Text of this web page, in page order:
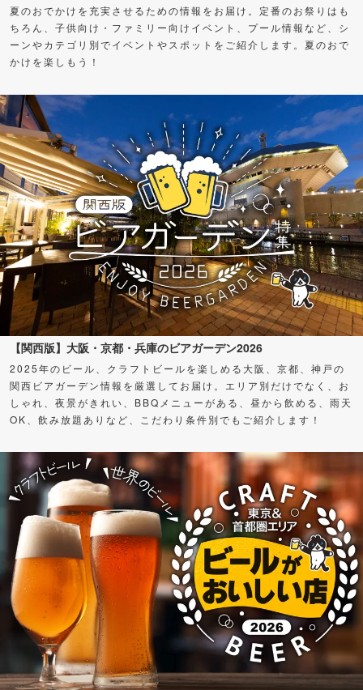
夏のおでかけを充実させるための情報をお届け。定番のお祭りはも
ちろん、子供向け・ファミリー向けイベント、プール情報など、シ
ーンやカテゴリ別でイベントやスポットをご紹介します。夏のおで
かけを楽しもう！
【関西版】大阪・京都・兵庫のビアガーデン2026
2025年のビール、クラフトビールを楽しめる大阪、京都、神戸の
関西ビアガーデン情報を厳選してお届け。エリア別だけでなく、お
しゃれ、夜景がきれい、BBQメニューがある、昼から飲める、雨天
OK、飲み放題ありなど、こだわり条件別でもご紹介します！